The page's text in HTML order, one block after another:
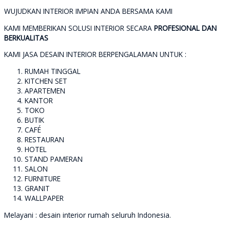
WUJUDKAN INTERIOR IMPIAN ANDA BERSAMA KAMI
KAMI MEMBERIKAN SOLUSI INTERIOR SECARA PROFESIONAL DAN
BERKUALITAS
KAMI JASA DESAIN INTERIOR BERPENGALAMAN UNTUK :
RUMAH TINGGAL
KITCHEN SET
APARTEMEN
KANTOR
TOKO
BUTIK
CAFÉ
RESTAURAN
HOTEL
STAND PAMERAN
SALON
FURNITURE
GRANIT
WALLPAPER
Melayani : desain interior rumah seluruh Indonesia.